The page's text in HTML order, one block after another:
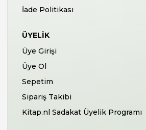
İade Politikası
ÜYELIK
Üye Girişi
Üye Ol
Sepetim
Sipariş Takibi
Kitap.nl Sadakat Üyelik Programı